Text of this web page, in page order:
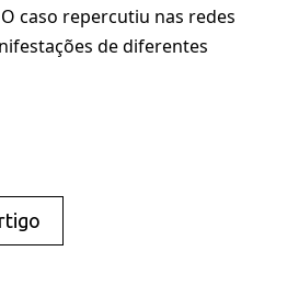
caso repercutiu nas redes
de diferentes